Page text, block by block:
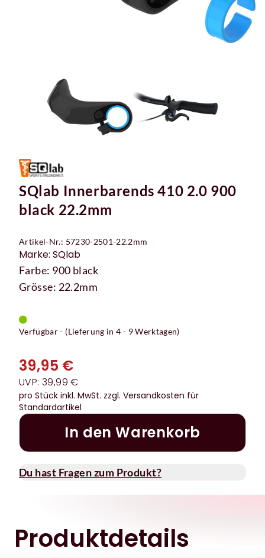
SQlab Innerbarends 410 2.0 900
black 22.2mm
Artikel-Nr.: 57230-2501-22.2mm
Marke: SQlab
Farbe: 900 black
Grösse: 22.2mm
Verfügbar - (Lieferung in 4 - 9 Werktagen)
39,95 €
UVP: 39,99 €
pro Stück inkl. MwSt. zzgl. Versandkosten für
Standardartikel
In den Warenkorb
Du hast Fragen zum Produkt?
Produktdetails